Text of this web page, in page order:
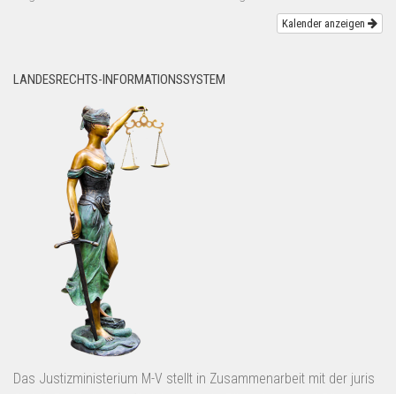
Kalender anzeigen
LANDESRECHTS-INFORMATIONSSYSTEM
Das Justizministerium M-V stellt in Zusammenarbeit mit der juris